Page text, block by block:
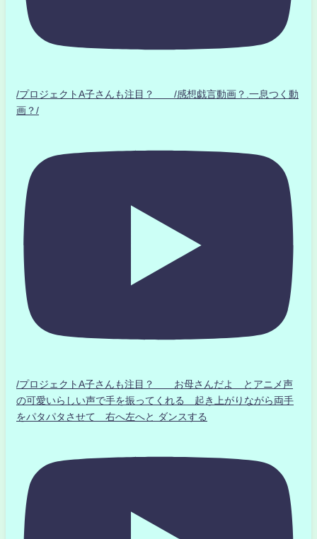
/プロジェクトA子さんも注目？ /感想戯言動画？.一息つく動
画？/
/プロジェクトA子さんも注目？ お母さんだよ とアニメ声
の可愛いらしい声で手を振ってくれる 起き上がりながら両手
をパタパタさせて 右へ左へと ダンスする